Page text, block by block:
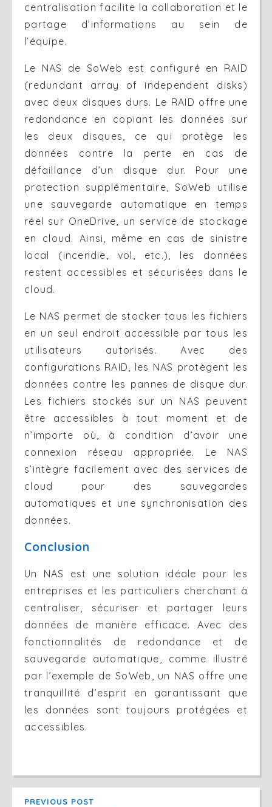
centralisation facilite la collaboration et le
partage d’informations au sein de
l’équipe.
Le NAS de SoWeb est configuré en RAID
(redundant array of independent disks)
avec deux disques durs. Le RAID offre une
redondance en copiant les données sur
les deux disques, ce qui protège les
données contre la perte en cas de
défaillance d’un disque dur. Pour une
protection supplémentaire, SoWeb utilise
une sauvegarde automatique en temps
réel sur OneDrive, un service de stockage
en cloud. Ainsi, même en cas de sinistre
local (incendie, vol, etc.), les données
restent accessibles et sécurisées dans le
cloud.
Le NAS permet de stocker tous les fichiers
en un seul endroit accessible par tous les
utilisateurs autorisés. Avec des
configurations RAID, les NAS protègent les
données contre les pannes de disque dur.
Les fichiers stockés sur un NAS peuvent
être accessibles à tout moment et de
n’importe où, à condition d’avoir une
connexion réseau appropriée. Le NAS
s’intègre facilement avec des services de
cloud pour des sauvegardes
automatiques et une synchronisation des
données.
Conclusion
Un NAS est une solution idéale pour les
entreprises et les particuliers cherchant à
centraliser, sécuriser et partager leurs
données de manière efficace. Avec des
fonctionnalités de redondance et de
sauvegarde automatique, comme illustré
par l’exemple de SoWeb, un NAS offre une
tranquillité d’esprit en garantissant que
les données sont toujours protégées et
accessibles.
PREVIOUS POST